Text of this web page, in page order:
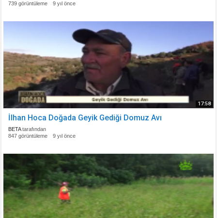
739 görüntüleme
9 yıl önce
17:58
İlhan Hoca Doğada Geyik Gediği Domuz Avı
BETAtarafından
847 görüntüleme
9 yıl önce